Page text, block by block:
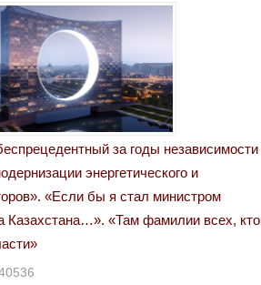
за годы независимости
энергетического и
«Если бы я стал министром
Казахстана…». «Там фамилии всех, кто